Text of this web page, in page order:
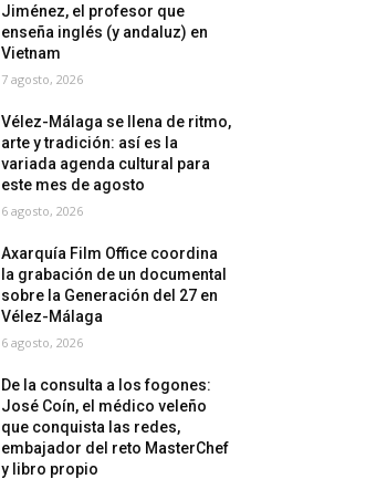
Jiménez, el profesor que
enseña inglés (y andaluz) en
Vietnam
7 agosto, 2026
Vélez-Málaga se llena de ritmo,
arte y tradición: así es la
variada agenda cultural para
este mes de agosto
6 agosto, 2026
Axarquía Film Office coordina
la grabación de un documental
sobre la Generación del 27 en
Vélez-Málaga
6 agosto, 2026
De la consulta a los fogones:
José Coín, el médico veleño
que conquista las redes,
embajador del reto MasterChef
y libro propio